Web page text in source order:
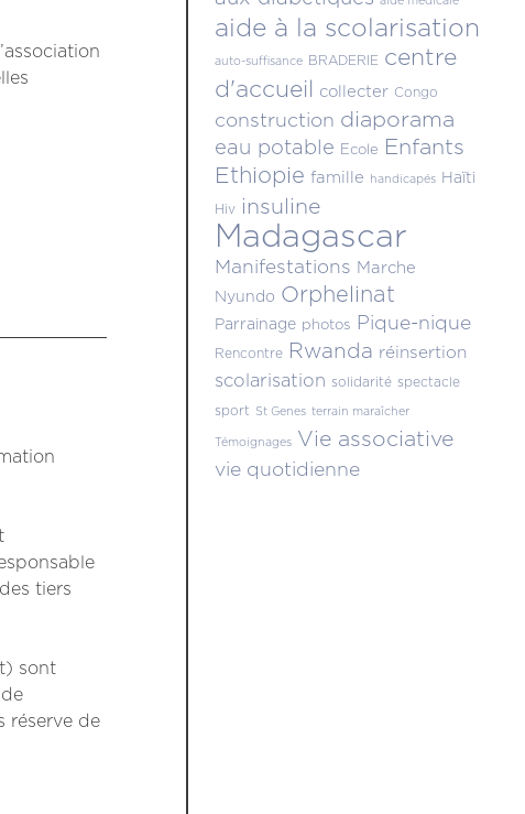
tiers
sont
réserve de
aide à la scolarisation
auto-suffisance BRADERIE centre
d'accueil collecter Congo
construction diaporama
eau potable Ecole Enfants
Ethiopie famille handicapés Haïti
Hiv insuline
Madagascar
Manifestations Marche
Nyundo Orphelinat
Parrainage photos Pique-nique
Rencontre Rwanda réinsertion
scolarisation solidarité spectacle
sport St Genes terrain maraîcher
Témoignages Vie associative
vie quotidienne